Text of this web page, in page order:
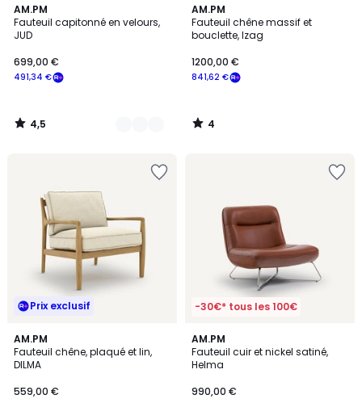
AM.PM
Fauteuil capitonné en velours,
JUD
491,34 €
699,00 €
4,5
/ 5
2
Couleurs
4,5
/
AM.PM
Fauteuil chêne massif et
bouclette, Izag
841,62 €
1200,00 €
4
/
5
4
/
Prix exclusif
AM.PM
Fauteuil chêne, plaqué et lin,
DILMA
559,00 €
4,1
/ 5
2
Couleurs
-30€* tous les 100€
AM.PM
Fauteuil cuir et nickel satiné,
Helma
990,00 €
4,2
/ 5